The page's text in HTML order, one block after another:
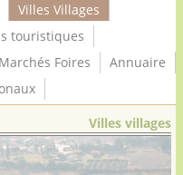
Villes Villages
touristiques
Marchés Foires
Annuaire
Villes villages